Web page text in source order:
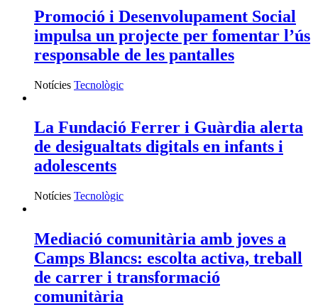
Promoció i Desenvolupament Social
impulsa un projecte per fomentar l’ús
responsable de les pantalles
Notícies Tecnològic
La Fundació Ferrer i Guàrdia alerta
de desigualtats digitals en infants i
adolescents
Notícies Tecnològic
Mediació comunitària amb joves a
Camps Blancs: escolta activa, treball
de carrer i transformació
comunitària